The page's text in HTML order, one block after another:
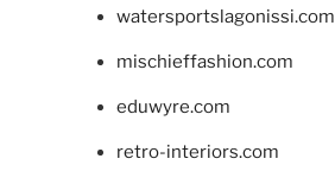
watersportslagonissi.com
mischieffashion.com
eduwyre.com
retro-interiors.com